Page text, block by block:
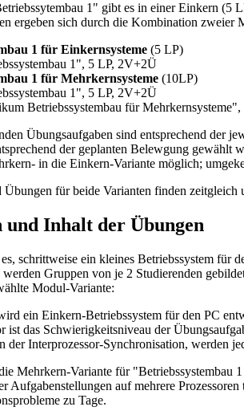
1" gibt es in einer Einkern (5
ergeben sich durch die Kombination zweier
1 für Einkernsysteme (5 LP)
1", 5 LP, 2V+2Ü
1 für Mehrkernsysteme (10LP)
1", 5 LP, 2V+2Ü
Betriebssystembau für Mehrkernsysteme",
Übungsaufgaben sind entsprechend der
der geplanten Belewgung gewählt
in die Einkern-Variante möglich;
für beide Varianten finden zeitgleich
und Inhalt der Übungen
schrittweise ein kleines Betriebssystem für
Gruppen von je 2 Studierenden
Modul-Variante:
ein Einkern-Betriebssystem für den PC
ist das Schwierigkeitsniveau der
der Interprozessor-Synchronisation, werden
Mehrkern-Variante für "Betriebssystembau
Aufgabenstellungen auf mehrere Prozessoren
zu Tage.